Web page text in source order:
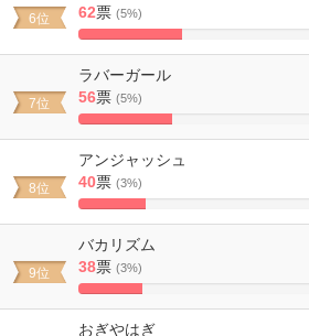
6位
62票 (5%)
25.514403292181%
7位
ラバーガール
56票 (5%)
23.045267489712%
8位
アンジャッシュ
40票 (3%)
16.460905349794%
9位
バカリズム
38票 (3%)
15.637860082305%
おぎやはぎ